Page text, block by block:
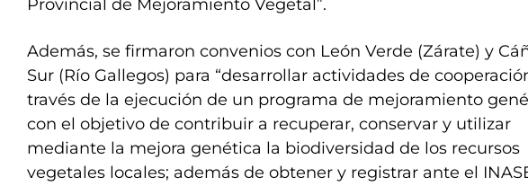
Provincial de Mejoramiento Vegetal”.
Además, se firmaron convenios con León Verde (Zárate) y
Sur (Río Gallegos) para “desarrollar actividades de
través de la ejecución de un programa de mejoramiento
con el objetivo de contribuir a recuperar, conservar y utilizar
mediante la mejora genética la biodiversidad de los recursos
vegetales locales; además de obtener y registrar ante el